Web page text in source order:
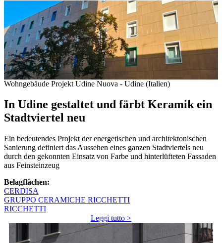
Wohngebäude Projekt Udine Nuova - Udine (Italien)
In Udine gestaltet und färbt Keramik ein
Stadtviertel neu
Ein bedeutendes Projekt der energetischen und architektonischen
Sanierung definiert das Aussehen eines ganzen Stadtviertels neu
durch den gekonnten Einsatz von Farbe und hinterlüfteten Fassaden
aus Feinsteinzeug
Belagflächen:
CERDISA
GRUPPO CERAMICHE RICCHETTI
RICCHETTI
Leggi tutto >